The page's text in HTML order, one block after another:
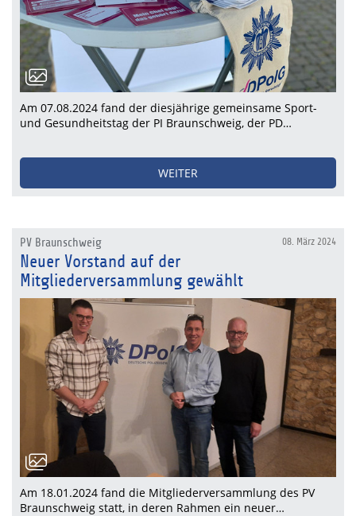
Am 07.08.2024 fand der diesjährige gemeinsame Sport-
und Gesundheitstag der PI Braunschweig, der PD…
WEITER
08. März 2024
PV Braunschweig
Neuer Vorstand auf der
Mitgliederversammlung gewählt
Am 18.01.2024 fand die Mitgliederversammlung des PV
Braunschweig statt, in deren Rahmen ein neuer…